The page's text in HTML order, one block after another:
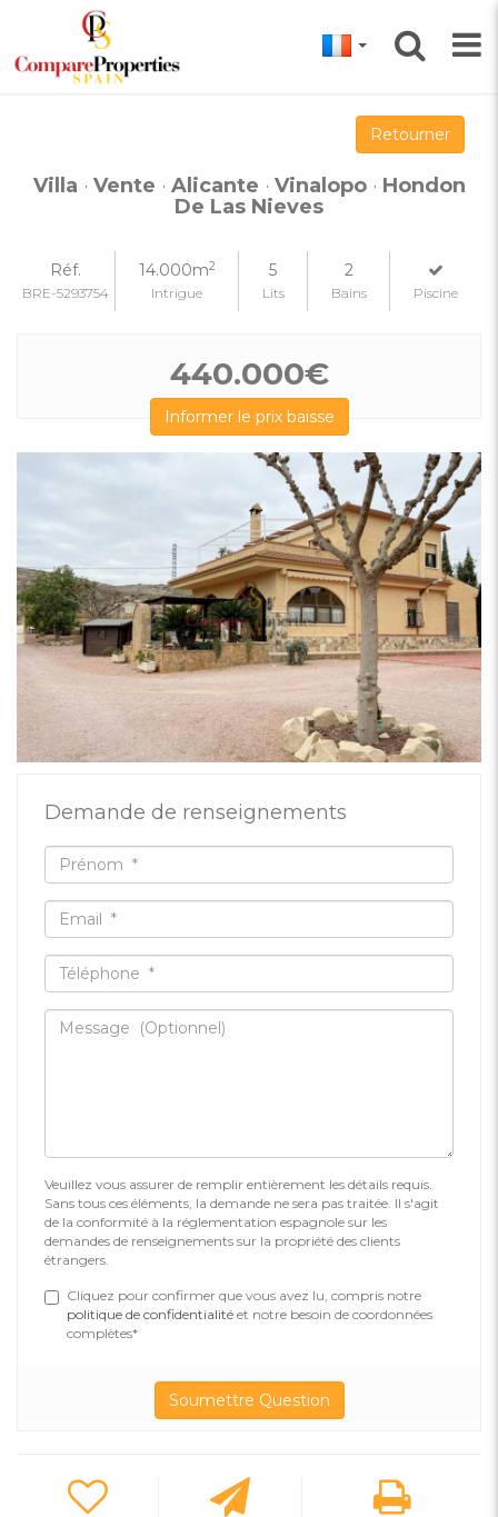
Retourner
Villa · Vente · Alicante · Vinalopo· Hondon
De Las Nieves
Réf.
BRE-5293754
14.000m2
Intrigue
5
Lits
2
Bains Piscine
440.000€
Informer le prix baisse
Demande de renseignements
Veuillez vous assurer de remplir entièrement les détails requis.
Sans tous ces éléments, la demande ne sera pas traitée. Il s'agit
de la conformité à la réglementation espagnole sur les
demandes de renseignements sur la propriété des clients
étrangers.
Cliquez pour confirmer que vous avez lu, compris notre
politique de confidentialité et notre besoin de coordonnées
complètes*